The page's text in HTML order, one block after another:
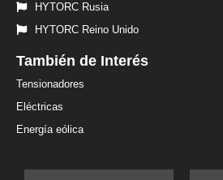
HYTORC Rusia
HYTORC Reino Unido
También de Interés
Tensionadores
Eléctricas
Energía eólica